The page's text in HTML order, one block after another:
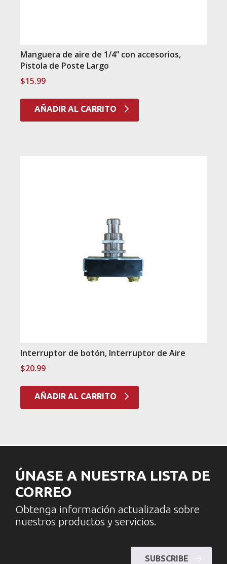
Manguera de aire de 1/4” con accesorios,
Pistola de Poste Largo
$15.99
AÑADIR AL CARRITO
Interruptor de botón, Interruptor de Aire
$20.99
AÑADIR AL CARRITO
ÚNASE A NUESTRA LISTA DE
CORREO
Obtenga información actualizada sobre
nuestros productos y servicios.
SUBSCRIBE